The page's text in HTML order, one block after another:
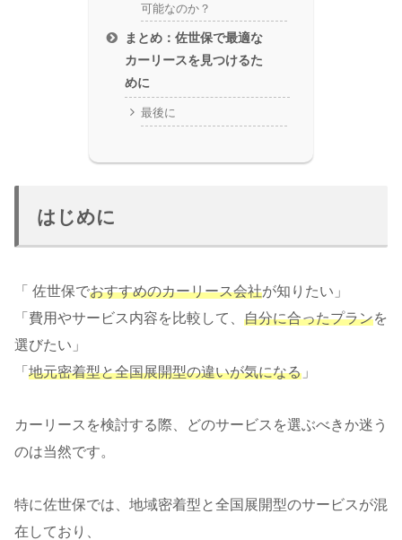
可能なのか？
まとめ：佐世保で最適な
カーリースを見つけるた
めに
最後に
はじめに
「 佐世保でおすすめのカーリース会社が知りたい」
「費用やサービス内容を比較して、 自分に合ったプランを
選びたい」
「 地元密着型と全国展開型の違いが気になる 」
カーリースを検討する際、どのサービスを選ぶべきか迷う
のは当然です。
特に佐世保では、地域密着型と全国展開型のサービスが混
在しており、